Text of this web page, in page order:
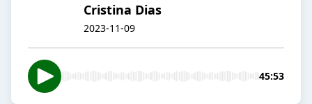
Cristina Dias
2023-11-09
45:53